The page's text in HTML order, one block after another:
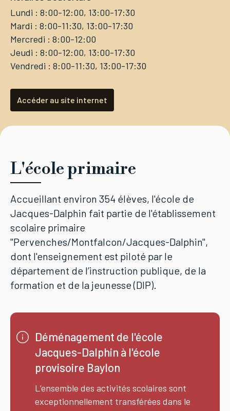
Lundi : 8:00-12:00, 13:00-17:30
Mardi : 8:00-11:30, 13:00-17:30
Mercredi : 8:00-12:00
Jeudi : 8:00-12:00, 13:00-17:30
Vendredi : 8:00-11:30, 13:00-17:30
Accéder au site internet
L'école primaire
Accueillant environ 354 élèves, l'école de
Jacques-Dalphin fait partie de l'établissement
scolaire primaire
"Pervenches/Montfalcon/Jacques-Dalphin",
dont l'enseignement est piloté par le
département de l’instruction publique, de la
formation et de la jeunesse (DIP).
Déménagement de l'école
Jacques-Dalphin à l'école
provisoire Baylon
L’ensemble des activités scolaires sont
exceptionnellement transférées dans le